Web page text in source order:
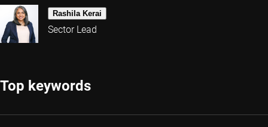
Rashila Kerai
Sector Lead
Top keywords